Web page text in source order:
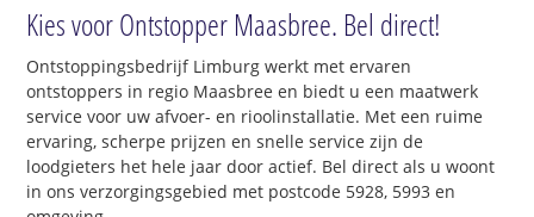
Kies voor Ontstopper Maasbree. Bel direct!
Ontstoppingsbedrijf Limburg werkt met ervaren
ontstoppers in regio Maasbree en biedt u een maatwerk
service voor uw afvoer- en rioolinstallatie. Met een ruime
ervaring, scherpe prijzen en snelle service zijn de
loodgieters het hele jaar door actief. Bel direct als u woont
in ons verzorgingsgebied met postcode 5928, 5993 en